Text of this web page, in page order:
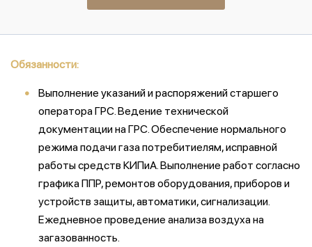
Обязанности:
Выполнение указаний и распоряжений старшего
оператора ГРС. Ведение технической
документации на ГРС. Обеспечение нормального
режима подачи газа потребитиелям, исправной
работы средств КИПиА. Выполнение работ согласно
графика ППР, ремонтов оборудования, приборов и
устройств защиты, автоматики, сигнализации.
Ежедневное проведение анализа воздуха на
загазованность.